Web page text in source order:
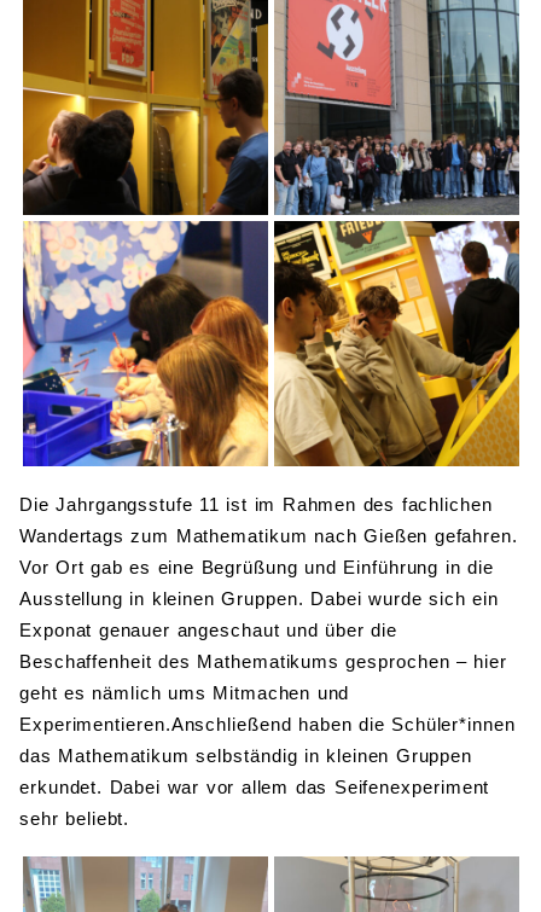
Die Jahrgangsstufe 11 ist im Rahmen des fachlichen
Wandertags zum Mathematikum nach Gießen gefahren.
Vor Ort gab es eine Begrüßung und Einführung in die
Ausstellung in kleinen Gruppen. Dabei wurde sich ein
Exponat genauer angeschaut und über die
Beschaffenheit des Mathematikums gesprochen – hier
geht es nämlich ums Mitmachen und
Experimentieren.Anschließend haben die Schüler*innen
das Mathematikum selbständig in kleinen Gruppen
erkundet. Dabei war vor allem das Seifenexperiment
sehr beliebt.